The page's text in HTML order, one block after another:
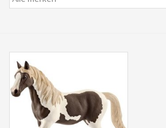
Zeeuws/Streek
Boeken
Elektra